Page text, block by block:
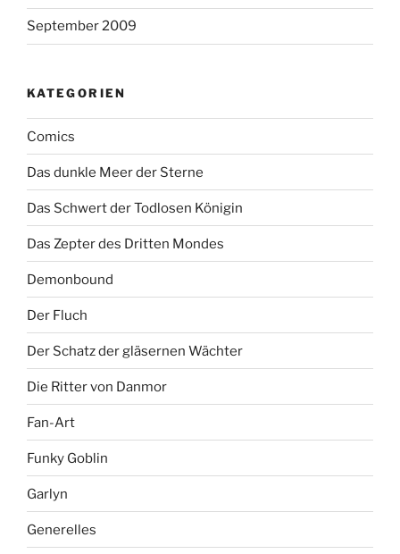
September 2009
KATEGORIEN
Comics
Das dunkle Meer der Sterne
Das Schwert der Todlosen Königin
Das Zepter des Dritten Mondes
Demonbound
Der Fluch
Der Schatz der gläsernen Wächter
Die Ritter von Danmor
Fan-Art
Funky Goblin
Garlyn
Generelles